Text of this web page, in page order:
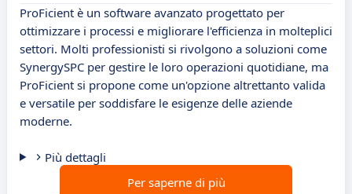
ProFicient è un software avanzato progettato per
ottimizzare i processi e migliorare l'efficienza in molteplici
settori. Molti professionisti si rivolgono a soluzioni come
SynergySPC per gestire le loro operazioni quotidiane, ma
ProFicient si propone come un'opzione altrettanto valida
e versatile per soddisfare le esigenze delle aziende
moderne.
Più dettagli
Per saperne di più